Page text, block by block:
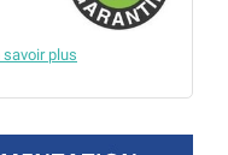
savoir plus